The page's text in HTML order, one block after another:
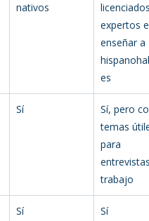
nativos
licenciados,
expertos
enseñar a
es
Sí
Sí, pero
temas
para
entrevistas
trabajo
Sí Sí